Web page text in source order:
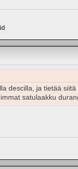
descilla, ja tietää
satulaakku